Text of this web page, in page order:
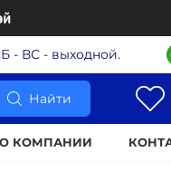
- ВС - выходной.
Найти
О КОМПАНИИ